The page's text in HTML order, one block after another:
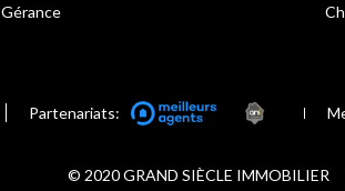
Gérance
Partenariats:
© 2020 GRAND SIÈCLE IMMOBILIER